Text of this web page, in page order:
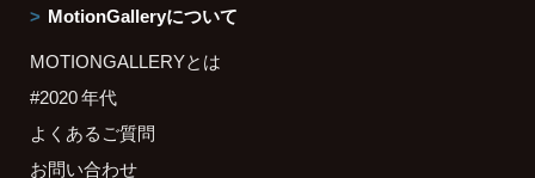
MotionGalleryについて
MOTIONGALLERYとは
#2020 年代
よくあるご質問
お問い合わせ